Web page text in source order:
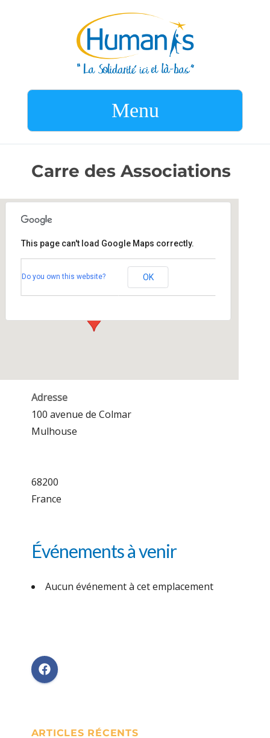
Menu
Carre des Associations
100 avenue de Colmar - Mulhouse
This page can't load Google Maps correctly.
Do you own this website? OK
Adresse
100 avenue de Colmar
Mulhouse
68200
France
Événements à venir
Aucun événement à cet emplacement
ARTICLES RÉCENTS